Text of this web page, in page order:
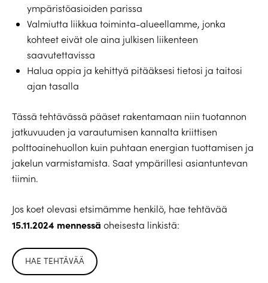
ympäristöasioiden parissa
Valmiutta liikkua toiminta-alueellamme, jonka
kohteet eivät ole aina julkisen liikenteen
saavutettavissa
Halua oppia ja kehittyä pitääksesi tietosi ja taitosi
ajan tasalla
Tässä tehtävässä pääset rakentamaan niin tuotannon
jatkuvuuden ja varautumisen kannalta kriittisen
polttoainehuollon kuin puhtaan energian tuottamisen ja
jakelun varmistamista. Saat ympärillesi asiantuntevan
tiimin.
Jos koet olevasi etsimämme henkilö, hae tehtävää
15.11.2024 mennessä oheisesta linkistä:
HAE TEHTÄVÄÄ